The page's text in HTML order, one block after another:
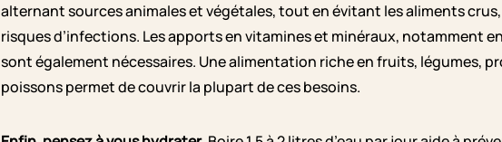
alternant sources animales et végétales, tout en évitant les aliments
risques d’infections. Les apports en vitamines et minéraux, notamment
sont également nécessaires. Une alimentation riche en fruits, légumes,
poissons permet de couvrir la plupart de ces besoins.